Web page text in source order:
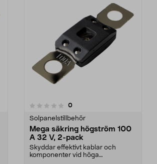
0recensioner
Solpanelstillbehör
Mega säkring högström 100
A 32 V, 2-pack
Skyddar effektivt kablar och
komponenter vid höga